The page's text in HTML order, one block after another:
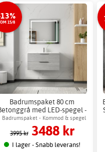
15/8
Badrumspaket 80 cm
med LED-spegel -
London + 2.00 x Badrumskrok
Badrumspaket - Kommod & spegel
med LED-belysning
3995 kr 3488 kr
I lager - Snabb leverans!